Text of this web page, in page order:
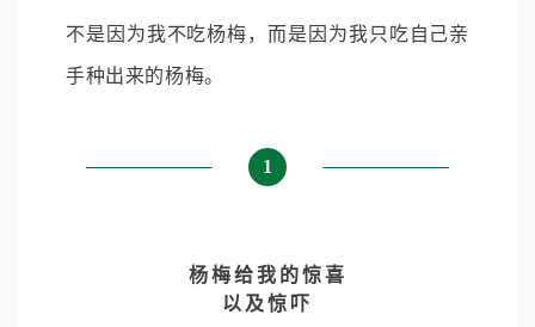
不是因为我不吃杨梅，而是因为我只吃自己亲
手种出来的杨梅。
1
杨梅给我的惊喜
以及惊吓